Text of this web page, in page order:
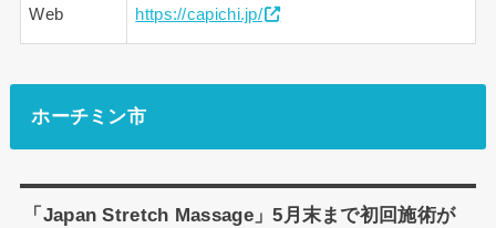
Web https://capichi.jp/
ホーチミン市
「Japan Stretch Massage」5月末まで初回施術が